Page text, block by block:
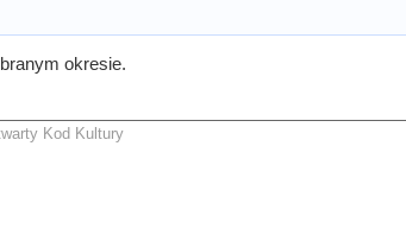
okresie.
Kod Kultury